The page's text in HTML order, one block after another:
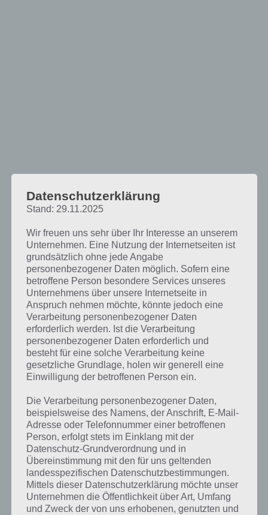
Kostenloses LOTTO und echte Gewinne
bis zu 500 Euro
Zunächst einmal handelt es sich hier NICHT um eine Fake App oder
um eine App die nur an deine Daten rankommen will. Die FreeWin
LOTTO App ist eine autorisierte und eingetragene App von LOTTO
Hessen und schüttet tatsächlich echte Gewinne bis zu 500 Euro aus
und kostet dabei keinen einzigen Cent.
Möglich ist das ganze nur
dadurch, dass die App
eine Art Testprogramm
der Lotto Gesellschaft ist.
Aus diesem Grund sind
aktuell auch nur Bürger
aus dem Bundesland
Hessen (dortiger
Wohnsitz) an dieser Lotto
Ziehung beteiligt und
können Tippen und Geld
verdienen.
Datenschutzerklärung
Stand: 29.11.2025
Wir freuen uns sehr über Ihr Interesse an unserem
Unternehmen. Eine Nutzung der Internetseiten ist
grundsätzlich ohne jede Angabe
personenbezogener Daten möglich. Sofern eine
betroffene Person besondere Services unseres
Unternehmens über unsere Internetseite in
Anspruch nehmen möchte, könnte jedoch eine
Verarbeitung personenbezogener Daten
erforderlich werden. Ist die Verarbeitung
personenbezogener Daten erforderlich und
besteht für eine solche Verarbeitung keine
gesetzliche Grundlage, holen wir generell eine
Einwilligung der betroffenen Person ein.
Die Verarbeitung personenbezogener Daten,
beispielsweise des Namens, der Anschrift, E-Mail-
Adresse oder Telefonnummer einer betroffenen
Person, erfolgt stets im Einklang mit der
Datenschutz-Grundverordnung und in
Übereinstimmung mit den für uns geltenden
landesspezifischen Datenschutzbestimmungen.
Mittels dieser Datenschutzerklärung möchte unser
Unternehmen die Öffentlichkeit über Art, Umfang
und Zweck der von uns erhobenen, genutzten und